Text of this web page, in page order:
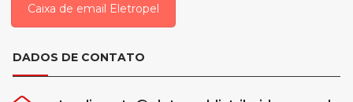
Caixa de email Eletropel
DADOS DE CONTATO